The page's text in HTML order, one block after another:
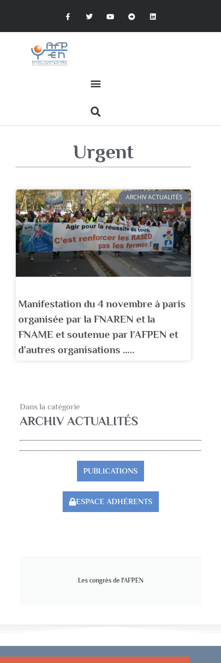
Urgent
ARCHIV ACTUALITÉS
Manifestation du 4 novembre à paris
organisée par la FNAREN et la
FNAME et soutenue par l’AFPEN et
d’autres organisations …..
Dans la catégorie
ARCHIV ACTUALITÉS
PUBLICATIONS
ESPACE ADHÉRENTS
Les congrès de l'AFPEN